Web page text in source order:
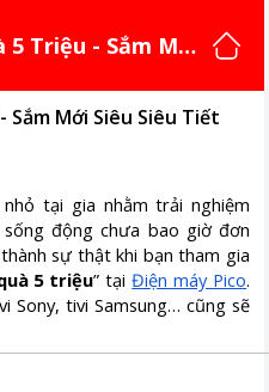
5 Triệu - Sắm Mớ
Sắm Mới Siêu Siêu Tiết
tại gia nhằm trải nghiệm
động chưa bao giờ đơn
sự thật khi bạn tham gia
5 triệu” tạiĐiện máy Pico.
Sony, tivi Samsung… cũng sẽ